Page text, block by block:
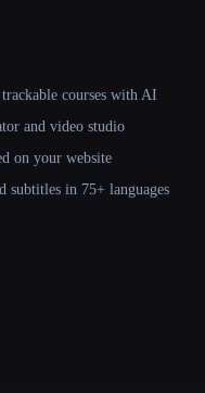
courses with AI
and video studio
on your website
subtitles in 75+ languages